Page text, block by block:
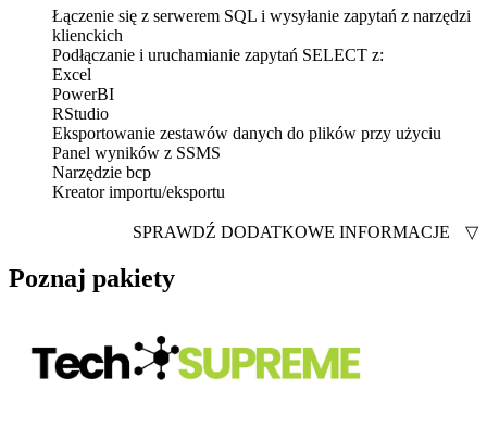
Łączenie się z serwerem SQL i wysyłanie zapytań z narzędzi
klienckich
Podłączanie i uruchamianie zapytań SELECT z:
Excel
PowerBI
RStudio
Eksportowanie zestawów danych do plików przy użyciu
Panel wyników z SSMS
Narzędzie bcp
Kreator importu/eksportu
SPRAWDŹ DODATKOWE INFORMACJE ▽
Poznaj pakiety